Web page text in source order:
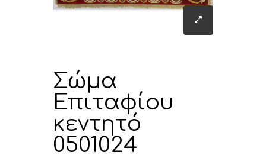
Σώμα
Επιταφίου
κεντητό
0501024